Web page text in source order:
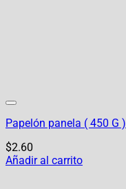
Papelón panela ( 450 G )
$2.60
Añadir al carrito